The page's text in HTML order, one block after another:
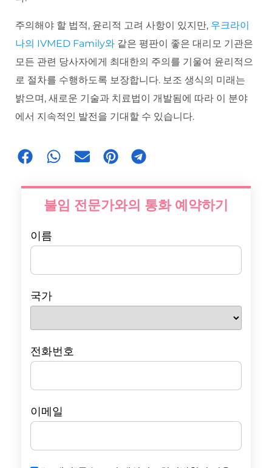
주의해야 할 법적, 윤리적 고려 사항이 있지만, 우크라이
나의 IVMED Family와 같은 평판이 좋은 대리모 기관은
모든 관련 당사자에게 최대한의 주의를 기울여 윤리적으
로 절차를 수행하도록 보장합니다. 보조 생식의 미래는
밝으며, 새로운 기술과 치료법이 개발됨에 따라 이 분야
에서 지속적인 발전을 기대할 수 있습니다.
불임 전문가와의 통화 예약하기
이름
국가
전화번호
이메일